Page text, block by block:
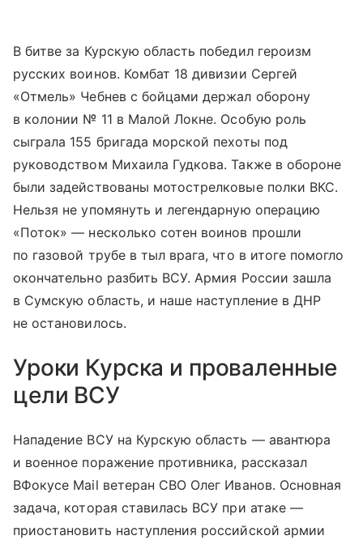
В битве за Курскую область победил героизм
русских воинов. Комбат 18 дивизии Сергей
«Отмель» Чебнев с бойцами держал оборону
в колонии № 11 в Малой Локне. Особую роль
сыграла 155 бригада морской пехоты под
руководством Михаила Гудкова. Также в обороне
были задействованы мотострелковые полки ВКС.
Нельзя не упомянуть и легендарную операцию
«Поток» — несколько сотен воинов прошли
по газовой трубе в тыл врага, что в итоге помогло
окончательно разбить ВСУ. Армия России зашла
в Сумскую область, и наше наступление в ДНР
не остановилось.
Уроки Курска и проваленные
цели ВСУ
Нападение ВСУ на Курскую область — авантюра
и военное поражение противника, рассказал
ВФокусе Mail ветеран СВО Олег Иванов. Основная
задача, которая ставилась ВСУ при атаке —
приостановить наступления российской армии